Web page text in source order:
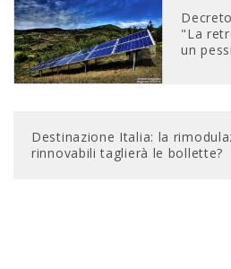
"La
un
Destinazione Italia: la
rinnovabili taglierà le bollette?